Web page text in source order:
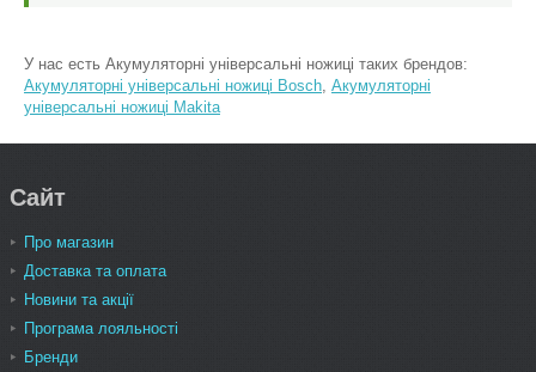
У нас есть Акумуляторні універсальні ножиці таких брендов:
Акумуляторні універсальні ножиці Bosch, Акумуляторні
універсальні ножиці Makita
Сайт
Про магазин
Доставка та оплата
Новини та акції
Програма лояльності
Бренди